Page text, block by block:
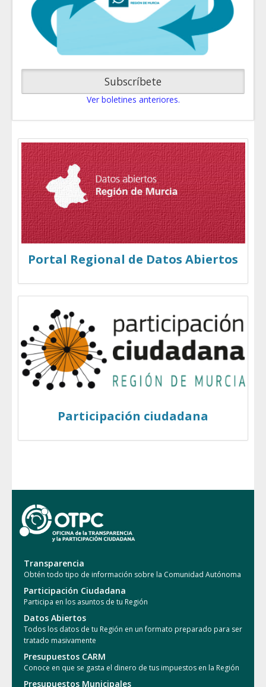
Subscríbete
Ver boletines anteriores.
Portal Regional de Datos Abiertos
Participación ciudadana
Transparencia
Obtén todo tipo de información sobre la Comunidad Autónoma
Participación Ciudadana
Participa en los asuntos de tu Región
Datos Abiertos
Todos los datos de tu Región en un formato preparado para ser
tratado masivamente
Presupuestos CARM
Conoce en que se gasta el dinero de tus impuestos en la Región
Presupuestos Municipales